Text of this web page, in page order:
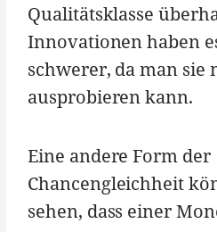
Qualitätsklasse
Innovationen haben
schwerer, da man sie
ausprobieren kann.
Eine andere Form der
Chancengleichheit
sehen, dass einer